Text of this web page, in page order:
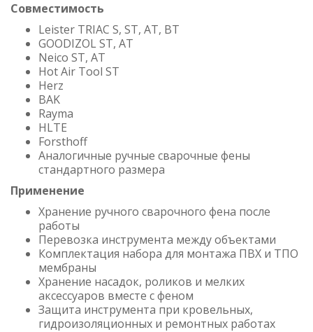
Совместимость
Leister TRIAC S, ST, AT, BT
GOODIZOL ST, AT
Neico ST, AT
Hot Air Tool ST
Herz
BAK
Rayma
HLTE
Forsthoff
Аналогичные ручные сварочные фены
стандартного размера
Применение
Хранение ручного сварочного фена после
работы
Перевозка инструмента между объектами
Комплектация набора для монтажа ПВХ и ТПО
мембраны
Хранение насадок, роликов и мелких
аксессуаров вместе с феном
Защита инструмента при кровельных,
гидроизоляционных и ремонтных работах